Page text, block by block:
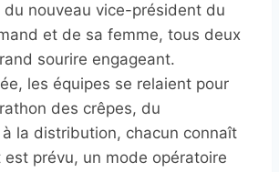
du nouveau vice-président du
et de sa femme, tous deux
sourire engageant.
les équipes se relaient pour
des crêpes, du
la distribution, chacun connaît
prévu, un mode opératoire